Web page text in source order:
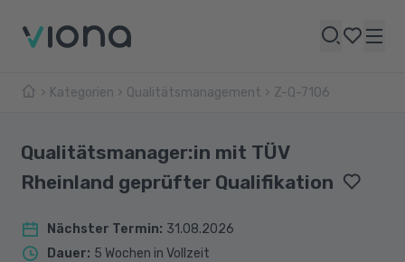
Kategorien Qualitätsmanagement Z-Q-7106
Qualitätsmanager:in mit TÜV
Rheinland geprüfter Qualifikation
Nächster Termin: 31.08.2026
Dauer: 5 Wochen in Vollzeit